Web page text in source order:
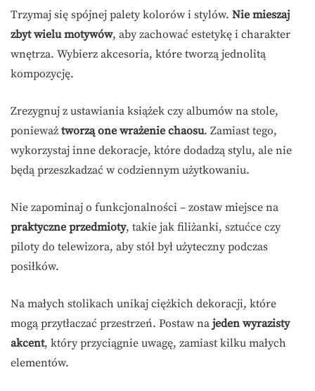
Trzymaj się spójnej palety kolorów i stylów. Nie mieszaj
zbyt wielu motywów, aby zachować estetykę i charakter
wnętrza. Wybierz akcesoria, które tworzą jednolitą
kompozycję.
Zrezygnuj z ustawiania książek czy albumów na stole,
ponieważ tworzą one wrażenie chaosu. Zamiast tego,
wykorzystaj inne dekoracje, które dodadzą stylu, ale nie
będą przeszkadzać w codziennym użytkowaniu.
Nie zapominaj o funkcjonalności – zostaw miejsce na
praktyczne przedmioty, takie jak filiżanki, sztućce czy
piloty do telewizora, aby stół był użyteczny podczas
posiłków.
Na małych stolikach unikaj ciężkich dekoracji, które
mogą przytłaczać przestrzeń. Postaw na jeden wyrazisty
akcent, który przyciągnie uwagę, zamiast kilku małych
elementów.